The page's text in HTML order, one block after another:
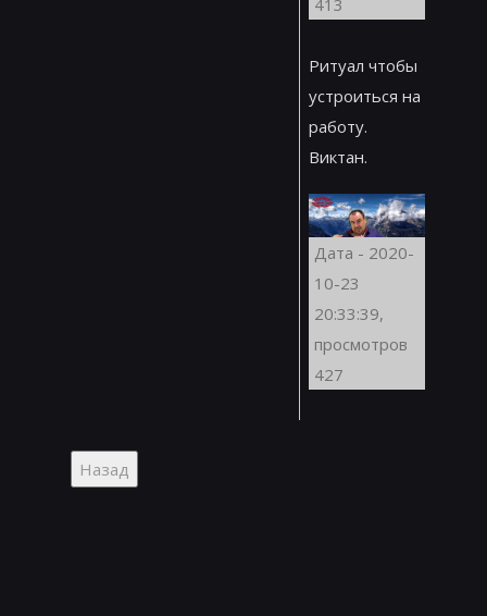
Ритуал чтобы
устроиться на
работу.
Виктан.
Дата - 2020-
10-23
20:33:39,
просмотров
427